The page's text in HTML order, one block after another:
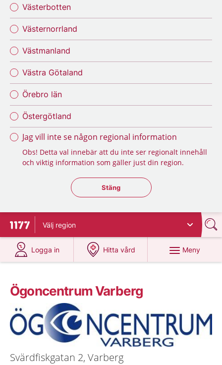
Västerbotten
Västernorrland
Västmanland
Västra Götaland
Örebro län
Östergötland
Jag vill inte se någon regional information
Obs! Detta val innebär att du inte ser regionalt innehåll
och viktig information som gäller just din region.
Stäng regionsväljaren
Stäng
Till startsidan för 1177
Välj region
Logga in
på 1177.se
Hitta vård
på 1177.se
Meny
Ögoncentrum Varberg
Svärdfiskgatan 2, Varberg